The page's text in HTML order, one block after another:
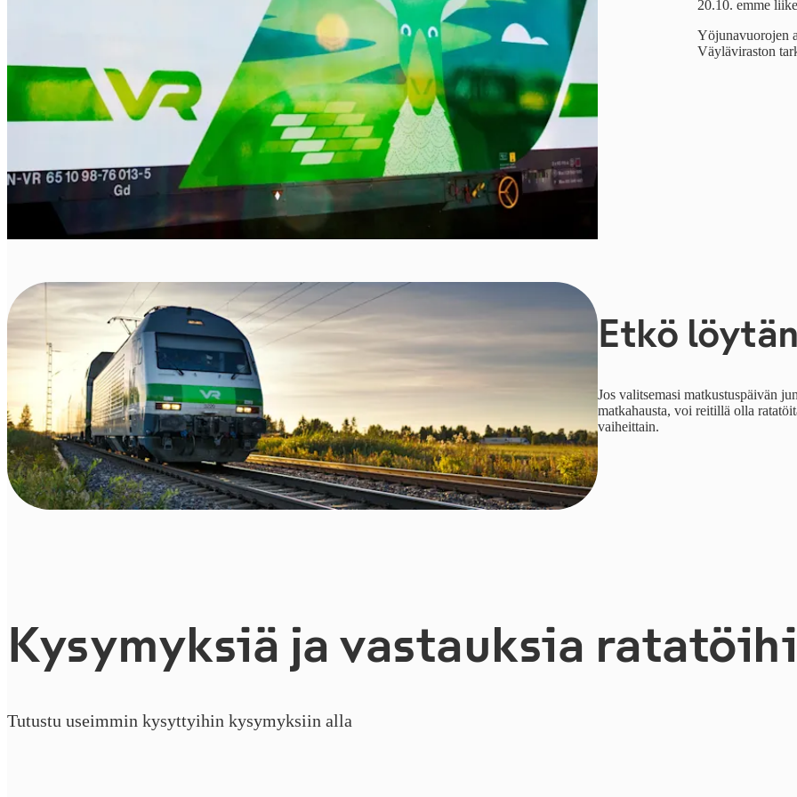
20.10. emme
Yöjunavuorojen
Väyläviraston
Etkö
Jos valitsemasi matkustuspäivän
matkahausta, voi reitillä olla
vaiheittain.
Kysymyksiä ja vastauksia
Tutustu useimmin kysyttyihin kysymyksiin alla